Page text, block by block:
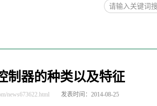
制器的种类以及特征
news673622.html 发表时间：2014-08-25